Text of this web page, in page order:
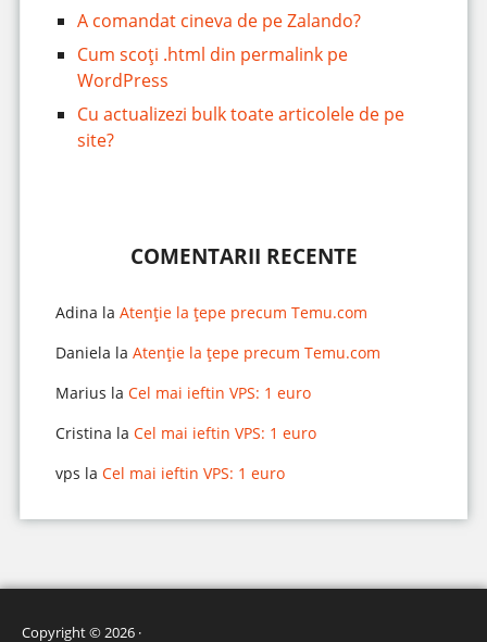
A comandat cineva de pe Zalando?
Cum scoți .html din permalink pe
WordPress
Cu actualizezi bulk toate articolele de pe
site?
COMENTARII RECENTE
Adina la Atenție la țepe precum Temu.com
Daniela la Atenție la țepe precum Temu.com
Marius la Cel mai ieftin VPS: 1 euro
Cristina la Cel mai ieftin VPS: 1 euro
vps la Cel mai ieftin VPS: 1 euro
Copyright © 2026 ·